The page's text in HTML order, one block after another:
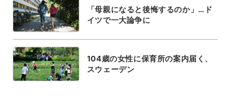
「母親になると後悔するのか」…ド
イツで一大論争に
104歳の女性に保育所の案内届く、
スウェーデン